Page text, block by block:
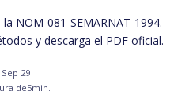
NOM-081-SEMARNAT-1994.
y descarga el PDF oficial.
Sep 29
de5min.